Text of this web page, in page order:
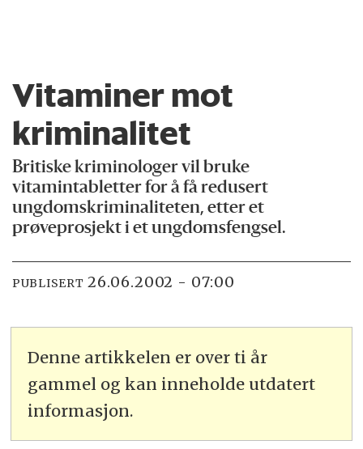
Vitaminer mot
kriminalitet
Britiske kriminologer vil bruke
vitamintabletter for å få redusert
ungdomskriminaliteten, etter et
prøveprosjekt i et ungdomsfengsel.
PUBLISERT 26.06.2002 - 07:00
Denne artikkelen er over ti år
gammel og kan inneholde utdatert
informasjon.